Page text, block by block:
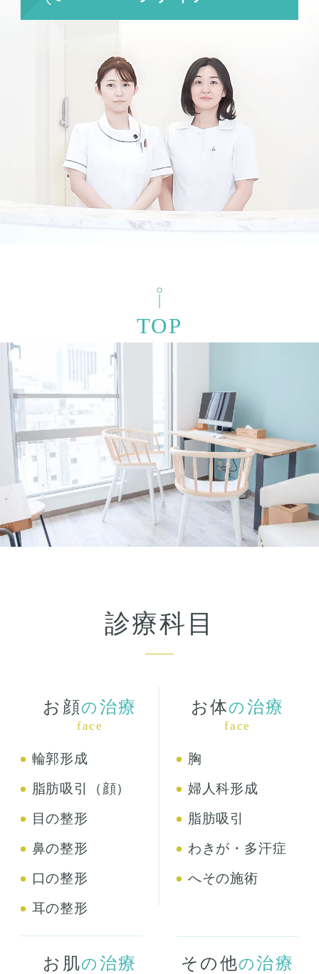
TOP
診療科目
お顔の 治療
face
輪郭形成
脂肪吸引（顔）
目の整形
鼻の整形
口の整形
耳の整形
お体の 治療
face
胸
婦人科形成
脂肪吸引
わきが・多汗症
へその施術
お肌の 治療 その他の治療